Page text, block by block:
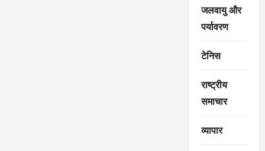
जलवायु और
पर्यावरण
टेनिस
राष्ट्रीय
समाचार
व्यापार